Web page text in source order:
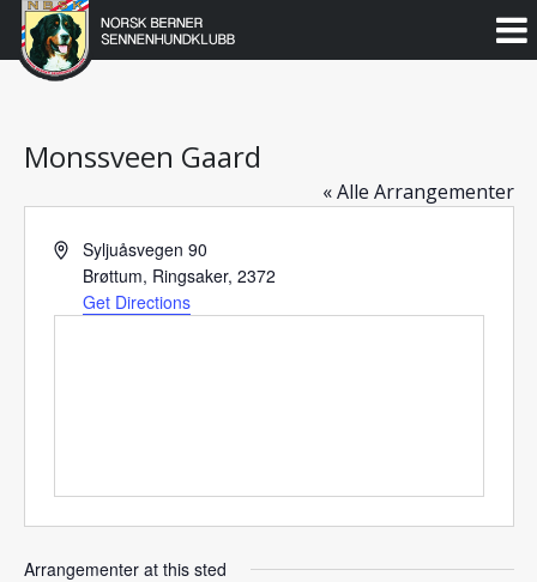
Gå
Norsk
Berner
Sennenhundklubb
Monssveen Gaard
« Alle Arrangementer
AddressSyljuåsvegen 90
Brøttum, Ringsaker, 2372
Get Directions
Arrangementer at this sted